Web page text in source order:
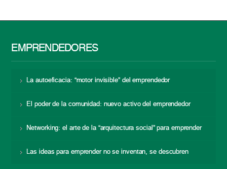
EMPRENDEDORES
La autoeficacia: “motor invisible” del emprendedor
El poder de la comunidad: nuevo activo del emprendedor
Networking: el arte de la “arquitectura social” para emprender
Las ideas para emprender no se inventan, se descubren